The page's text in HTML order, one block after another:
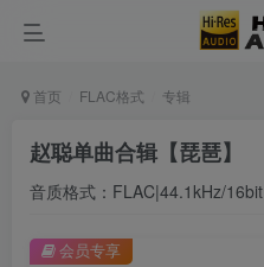
首页 FLAC格式 专辑
赵聪单曲合辑【琵琶】
音质格式：FLAC|44.1kHz/16bit
会员专享